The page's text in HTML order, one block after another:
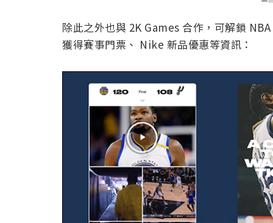
除此之外也與 2K Games 合作，可解鎖
獲得賽事門票、 Nike 新品優惠等資訊：